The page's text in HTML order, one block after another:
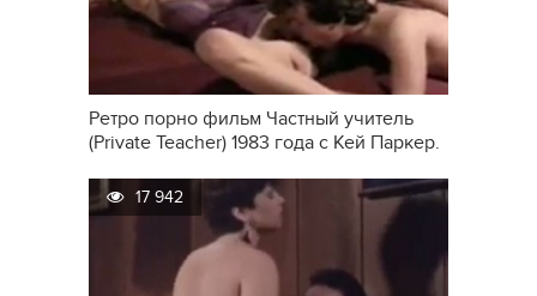
Ретро порно фильм Частный учитель
(Private Teacher) 1983 года с Кей Паркер.
17 942